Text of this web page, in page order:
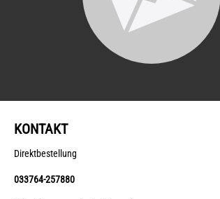
KONTAKT
Direktbestellung
033764-257880